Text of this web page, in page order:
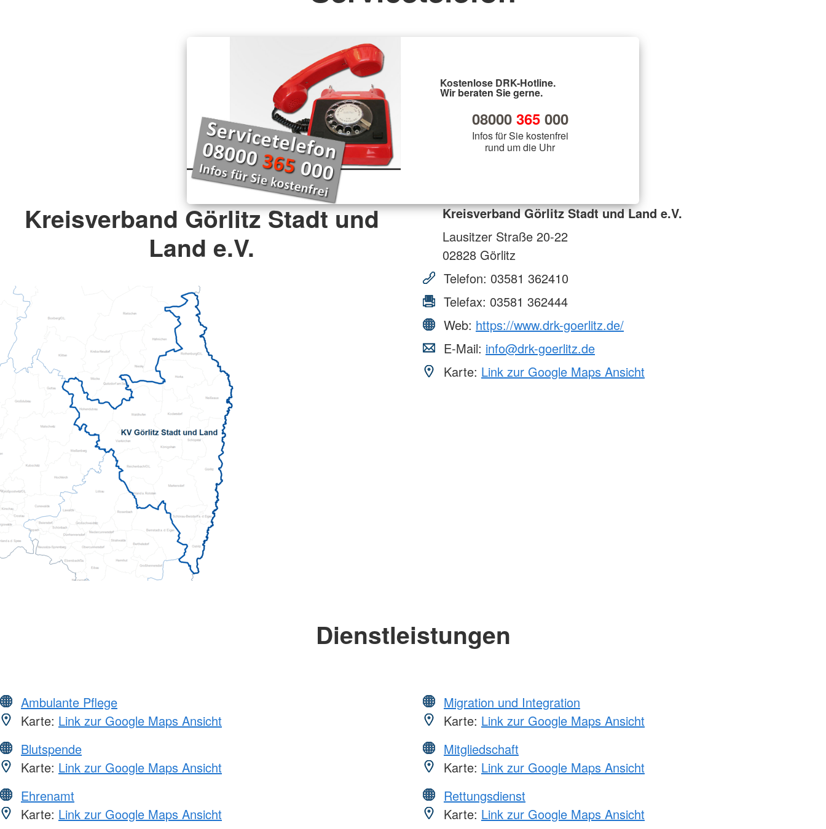
Kostenlose DRK-Hotline.
Wir beraten Sie gerne.
08000 365000
Infos für Sie kostenfrei
rund um die Uhr
Kreisverband Görlitz Stadt und
Land e.V.
Kreisverband Görlitz Stadt und Land e.V.
Lausitzer Straße 20-22
02828 Görlitz
Telefon: 03581 362410
Telefax: 03581 362444
Web: https://www.drk-goerlitz.de/
E-Mail: info@drk-goerlitz.de
Karte: Link zur Google Maps Ansicht
Dienstleistungen
Ambulante Pflege
Karte: Link zur Google Maps Ansicht
Blutspende
Karte: Link zur Google Maps Ansicht
Ehrenamt
Karte: Link zur Google Maps Ansicht
Migration und Integration
Karte: Link zur Google Maps Ansicht
Mitgliedschaft
Karte: Link zur Google Maps Ansicht
Rettungsdienst
Karte: Link zur Google Maps Ansicht